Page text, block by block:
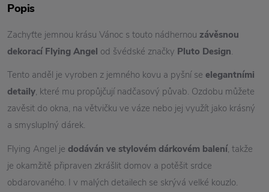
Popis
Zachyťte jemnou krásu Vánoc s touto nádhernou závěsnou
dekorací Flying Angel od švédské značky Pluto Design.
Tento anděl je vyroben z jemného kovu a pyšní se elegantními
detaily, které mu propůjčují nadčasový půvab. Ozdobu můžete
zavěsit do okna, na větvičku ve váze nebo jej využít jako krásný
a smysluplný dárek.
Flying Angel je dodáván ve stylovém dárkovém balení, takže
je okamžitě připraven zkrášlit domov a potěšit srdce
obdarovaného. I v malých detailech se skrývá velké kouzlo.